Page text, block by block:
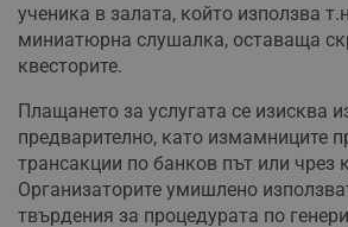
ученика в залата, който използва
миниатюрна слушалка, оставаща
квесторите.
Плащането за услугата се изисква
предварително, като измамниците
трансакции по банков път или чрез
Организаторите умишлено
твърдения за процедурата по